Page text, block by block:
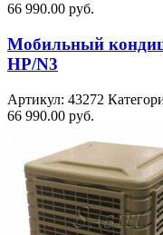
66 990.00 руб.
Мобильный
HP/N3
Артикул: 43272
66 990.00 руб.